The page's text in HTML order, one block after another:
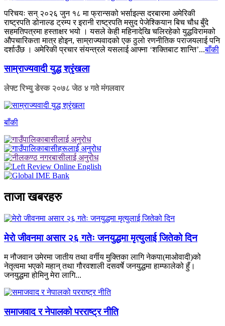
परिचयः सन् २०२६ जुन १८ मा फ्रान्सको भर्साइल्स दरबारमा अमेरिकी
राष्ट्रपति डोनाल्ड ट्रम्प र इरानी राष्ट्रपति मसुद पेजेश्कियान बिच चौध बुँदे
सहमतिपत्रमा हस्ताक्षर भयो । यसले केही महिनादेखि चलिरहेको युद्धविरामको
औपचारिकता मात्र होइन, साम्राज्यवादको एक ठुलो रणनीतिक पराजयलाई पनि
दर्शाउँछ । अमेरिकी प्रचार संयन्त्रले यसलाई आफ्ना ‘शक्तिबाट शान्ति’...बाँकी
साम्राज्यवादी युद्ध श्रृंखला
लेफ्ट रिभ्यु डेस्क २०७८ जेठ ४ गते मंगलवार
बाँकी
ताजा खबरहरु
मेरो जीवनमा असार २६ गतेः जनयुद्धमा मृत्युलाई जितेको दिन
म नौजवान उमेरमा जातीय तथा वर्गीय मुक्तिका लागि नेकपा(माओवादी)को
नेतृत्वमा भएको महान् तथा गौरवशाली दसवर्षे जनयुद्धमा हाम्फालेको हुँ।
जनयुद्धमा होमिनु मेरा लागि...
समाजवाद र नेपालको परराष्ट्र नीति